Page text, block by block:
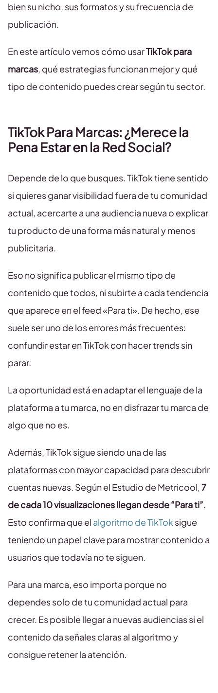
bien su nicho, sus formatos y su frecuencia de
publicación.
En este artículo vemos cómo usarTikTok para
marcas, qué estrategias funcionan mejor y qué
tipo de contenido puedes crear según tu sector.
TikTok Para Marcas: ¿Merece la
Pena Estar en la Red Social?
Depende de lo que busques. TikTok tiene sentido
si quieres ganar visibilidad fuera de tu comunidad
actual, acercarte a una audiencia nueva o explicar
tu producto de una forma más natural y menos
publicitaria.
Eso no significa publicar el mismo tipo de
contenido que todos, ni subirte a cada tendencia
que aparece en el feed «Para ti». De hecho, ese
suele ser uno de los errores más frecuentes:
confundir estar en TikTok con hacer trends sin
parar.
La oportunidad está en adaptar el lenguaje de la
plataforma a tu marca, no en disfrazar tu marca de
algo que no es.
Además, TikTok sigue siendo una de las
plataformas con mayor capacidad para descubrir
cuentas nuevas. Según el Estudio de Metricool,7
de cada 10 visualizaciones llegan desde “Para ti”.
Esto confirma que el algoritmo de TikTok sigue
teniendo un papel clave para mostrar contenido a
usuarios que todavía no te siguen.
Para una marca, eso importa porque no
dependes solo de tu comunidad actual para
crecer. Es posible llegar a nuevas audiencias si el
contenido da señales claras al algoritmo y
consigue retener la atención.